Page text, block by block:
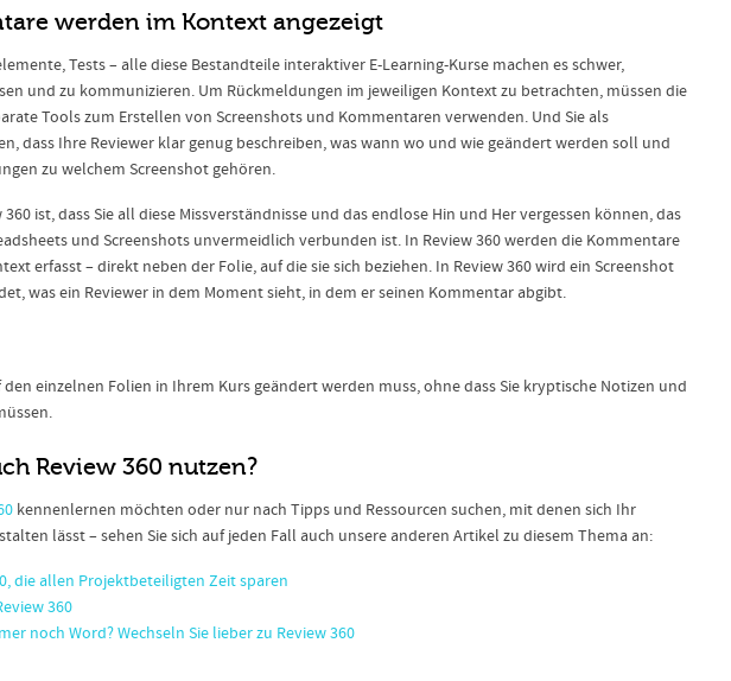
werden im Kontext angezeigt
Tests – alle diese Bestandteile interaktiver E-Learning-Kurse machen es schwer,
und zu kommunizieren. Um Rückmeldungen im jeweiligen Kontext zu betrachten, müssen die
Tools zum Erstellen von Screenshots und Kommentaren verwenden. Und Sie als
dass Ihre Reviewer klar genug beschreiben, was wann wo und wie geändert werden soll und
zu welchem Screenshot gehören.
ist, dass Sie all diese Missverständnisse und das endlose Hin und Her vergessen können, das
und Screenshots unvermeidlich verbunden ist. In Review 360 werden die Kommentare
erfasst – direkt neben der Folie, auf die sie sich beziehen. In Review 360 wird ein Screenshot
was ein Reviewer in dem Moment sieht, in dem er seinen Kommentar abgibt.
den einzelnen Folien in Ihrem Kurs geändert werden muss, ohne dass Sie kryptische Notizen und
Review 360 nutzen?
kennenlernen möchten oder nur nach Tipps und Ressourcen suchen, mit denen sich Ihr
lässt – sehen Sie sich auf jeden Fall auch unsere anderen Artikel zu diesem Thema an:
die allen Projektbeteiligten Zeit sparen
360
noch Word? Wechseln Sie lieber zu Review 360